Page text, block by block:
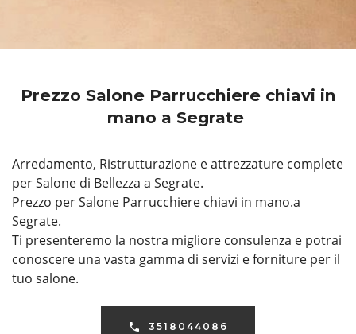
Prezzo Salone Parrucchiere chiavi in
mano a Segrate
Arredamento, Ristrutturazione e attrezzature complete
per Salone di Bellezza a Segrate.
Prezzo per Salone Parrucchiere chiavi in mano.a
Segrate.
Ti presenteremo la nostra migliore consulenza e potrai
conoscere una vasta gamma di servizi e forniture per il
tuo salone.
3518044086